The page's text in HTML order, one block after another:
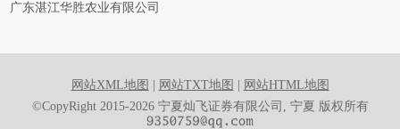
广东湛江华胜农业有限公司
网站XML地图 网站TXT地图
网站HTML地图
©CopyRight 2015-2026 宁夏灿飞证券有限公司, 宁夏 版权所有